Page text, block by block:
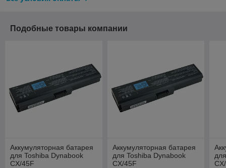
Подобные товары компании
Аккумуляторная батарея
для Toshiba Dynabook
CX/45F
Аккумуляторная батарея
для Toshiba Dynabook
CX/45F